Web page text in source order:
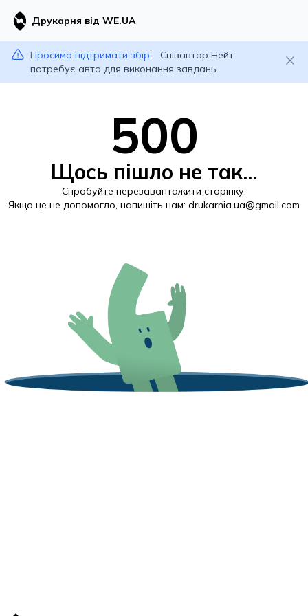
Друкарня від WE.UA
Просимо підтримати збір:
Співавтор Нейт
потребує авто для виконання завдань
500
Щось пішло не так...
Спробуйте перезавантажити сторінку.
Якщо це не допомогло, напишіть нам: drukarnia.ua@gmail.com